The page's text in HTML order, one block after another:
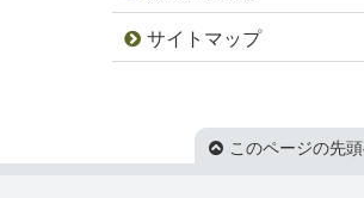
サイトマップ
このページの先